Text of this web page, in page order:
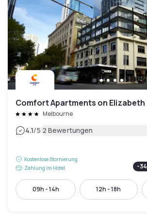
Comfort Apartments on Elizabeth
Melbourne
4.1/5|2 Bewertungen
Kostenlose Stornierung
Zahlung im Hotel
-34
09h - 14h 12h - 18h